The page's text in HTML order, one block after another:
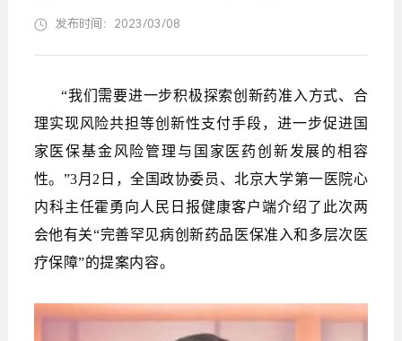
发布时间：2023/03/08
“我们需要进一步积极探索创新药准入方式、合
理实现风险共担等创新性支付手段，进一步促进国
家医保基金风险管理与国家医药创新发展的相容
性。”3月2日，全国政协委员、北京大学第一医院心
内科主任霍勇向人民日报健康客户端介绍了此次两
会他有关“完善罕见病创新药品医保准入和多层次医
疗保障”的提案内容。